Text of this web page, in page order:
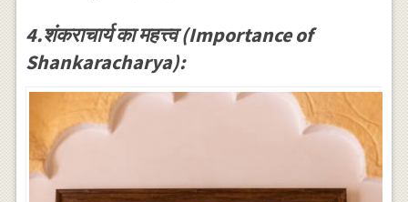
4.शंकराचार्य का महत्त्व (Importance of
Shankaracharya):